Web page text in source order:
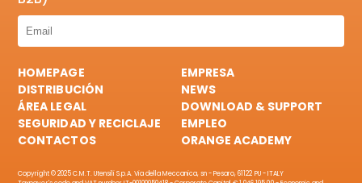
HOMEPAGE
EMPRESA
DISTRIBUCIÓN
NEWS
ÁREA LEGAL
DOWNLOAD & SUPPORT
SEGURIDAD Y RECICLAJE
EMPLEO
CONTACTOS
ORANGE ACADEMY
Copyright © 2025 C.M.T. Utensili S.p.A. Via della Meccanica, sn - Pesaro, 61122 PU - ITALY